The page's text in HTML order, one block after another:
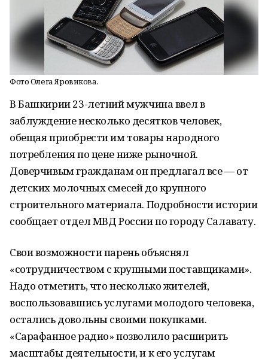
Фото Олега Яровикова.
В Башкирии 23-летний мужчина ввел в
заблуждение несколько десятков человек,
обещая приобрести им товары народного
потребления по цене ниже рыночной.
Доверчивым гражданам он предлагал все — от
детских молочных смесей до крупного
строительного материала. Подробности истории
сообщает отдел МВД России по городу Салавату.
Свои возможности парень объяснял
«сотрудничеством с крупными поставщиками».
Надо отметить, что несколько жителей,
воспользовавшись услугами молодого человека,
остались довольны своими покупками.
«Сарафанное радио» позволило расширить
масштабы деятельности, и к его услугам